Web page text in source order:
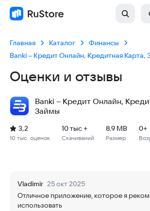
Главная Каталог
Финансы
Banki – Кредит Онлайн, Кредитная Карта,
Оценки и отзывы
Banki – Кредит Онлайн,
Займы
Рейтинг: 3,2, 10 тыс. оценок
Скачиваний: 10 тыс +
Размер файла: 8.9 MB
Возрастное ограничение:
10 тыс. оценок
3,2
Скачиваний
10 тыс +
Размер
8.9 MB 0+
Vladimir 25 окт 2025
Отличное приложение, которое я
использовать